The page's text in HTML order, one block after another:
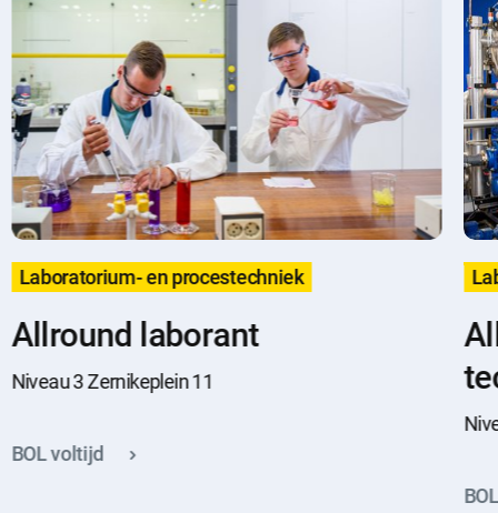
Allround laborant
Niveau 3 Zernikeplein 11
Laboratorium- en procestechniek
BOL voltijd